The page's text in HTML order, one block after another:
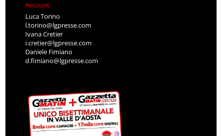
Account
Luca Torino
l.torino@lgpresse.com
Ivana Cretier
i.cretier@lgpresse.com
Daniele Fimiano
d.fimiano@lgpresse.com